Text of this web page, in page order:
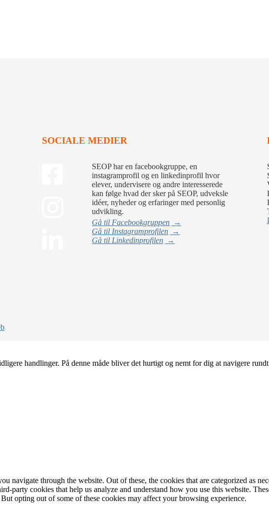
SOCIALE MEDIER
SEOP har en facebookgruppe, en
instagramprofil og en linkedinprofil hvor
elever, undervisere og andre interesserede
kan følge hvad der sker på SEOP, udveksle
idéer, nyheder og erfaringer med personlig
udvikling.
Gå til Facebookgruppen →
Gå til Instagramprofilen →
Gå til Linkedinprofilen →
handlinger. På denne måde bliver det hurtigt og nemt for dig at navigere
navigate through the website. Out of these, the cookies that are categorized as
party cookies that help us analyze and understand how you use this website.
opting out of some of these cookies may affect your browsing experience.